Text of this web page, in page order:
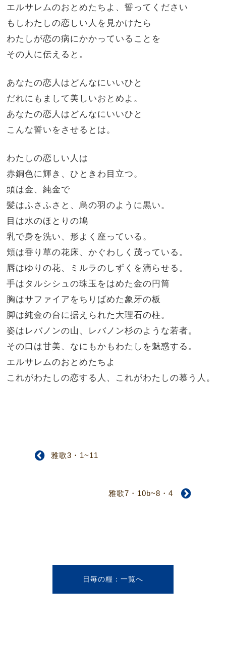
エルサレムのおとめたちよ、誓ってください
もしわたしの恋しい人を見かけたら
わたしが恋の病にかかっていることを
その人に伝えると。
あなたの恋人はどんなにいいひと
だれにもまして美しいおとめよ。
あなたの恋人はどんなにいいひと
こんな誓いをさせるとは。
わたしの恋しい人は
赤銅色に輝き、ひときわ目立つ。
頭は金、純金で
髪はふさふさと、烏の羽のように黒い。
目は水のほとりの鳩
乳で身を洗い、形よく座っている。
頬は香り草の花床、かぐわしく茂っている。
唇はゆりの花、ミルラのしずくを滴らせる。
手はタルシシュの珠玉をはめた金の円筒
胸はサファイアをちりばめた象牙の板
脚は純金の台に据えられた大理石の柱。
姿はレバノンの山、レバノン杉のような若者。
その口は甘美、なにもかもわたしを魅惑する。
エルサレムのおとめたちよ
これがわたしの恋する人、これがわたしの慕う人。
雅歌3・1~11
雅歌7・10b~8・4
日毎の糧